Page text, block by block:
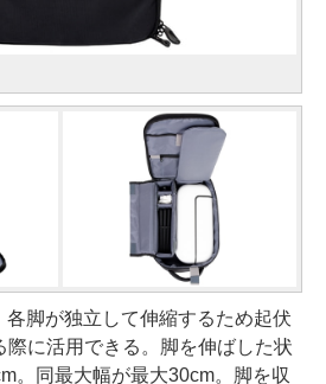
各脚が独立して伸縮するため起伏
際に活用できる。脚を伸ばした状
。同最大幅が最大30cm。脚を収